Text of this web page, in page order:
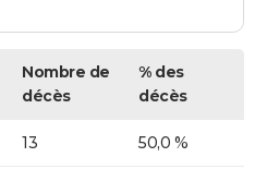
Nombre de
décès
% des
décès
13 50,0 %